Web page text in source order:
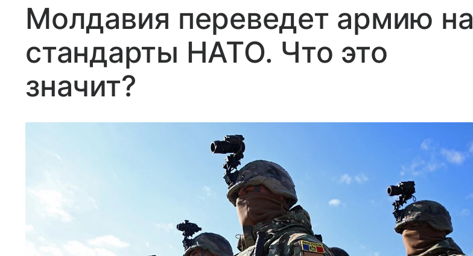
Молдавия переведет армию на
стандарты НАТО. Что это
значит?